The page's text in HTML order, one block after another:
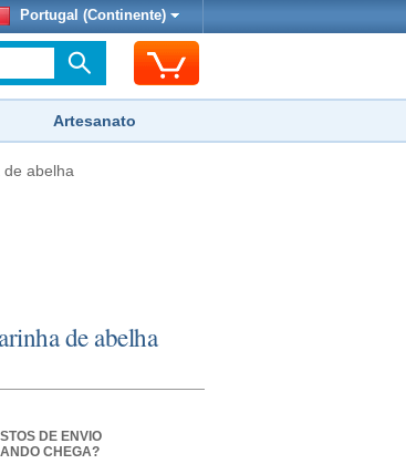
Portugal (Continente)
Artesanato
abelha
de abelha
DE ENVIO
CHEGA?